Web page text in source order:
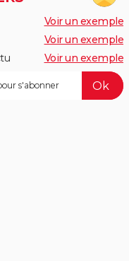
Voir un exemple
Voir un exemple
Voir un exemple